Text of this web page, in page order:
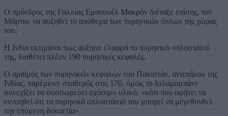
Ο πρόεδρος της Γαλλίας Εμανουέλ Μακρόν διέταξε επίσης, τον
Μάρτιο, να αυξηθεί το απόθεμα των πυρηνικών όπλων της χώρας
του.
Η Ινδία εκτιμάται πως αύξησε ελαφρά το πυρηνικό οπλοστάσιό
της, διαθέτει πλέον 190 πυρηνικές κεφαλές.
Ο αριθμός των πυρηνικών κεφαλών του Πακιστάν, αντιπάλου της
Ινδίας, παρέμεινε σταθερός στις 170, όμως το Ισλαμαμπάντ
συνεχίζει να συσσωρεύει σχάσιμο υλικό, «κάτι που αφήνει να
εννοηθεί ότι το πυρηνικό οπλοστάσιό του μπορεί να μεγεθυνθεί
την επόμενη δεκαετία».